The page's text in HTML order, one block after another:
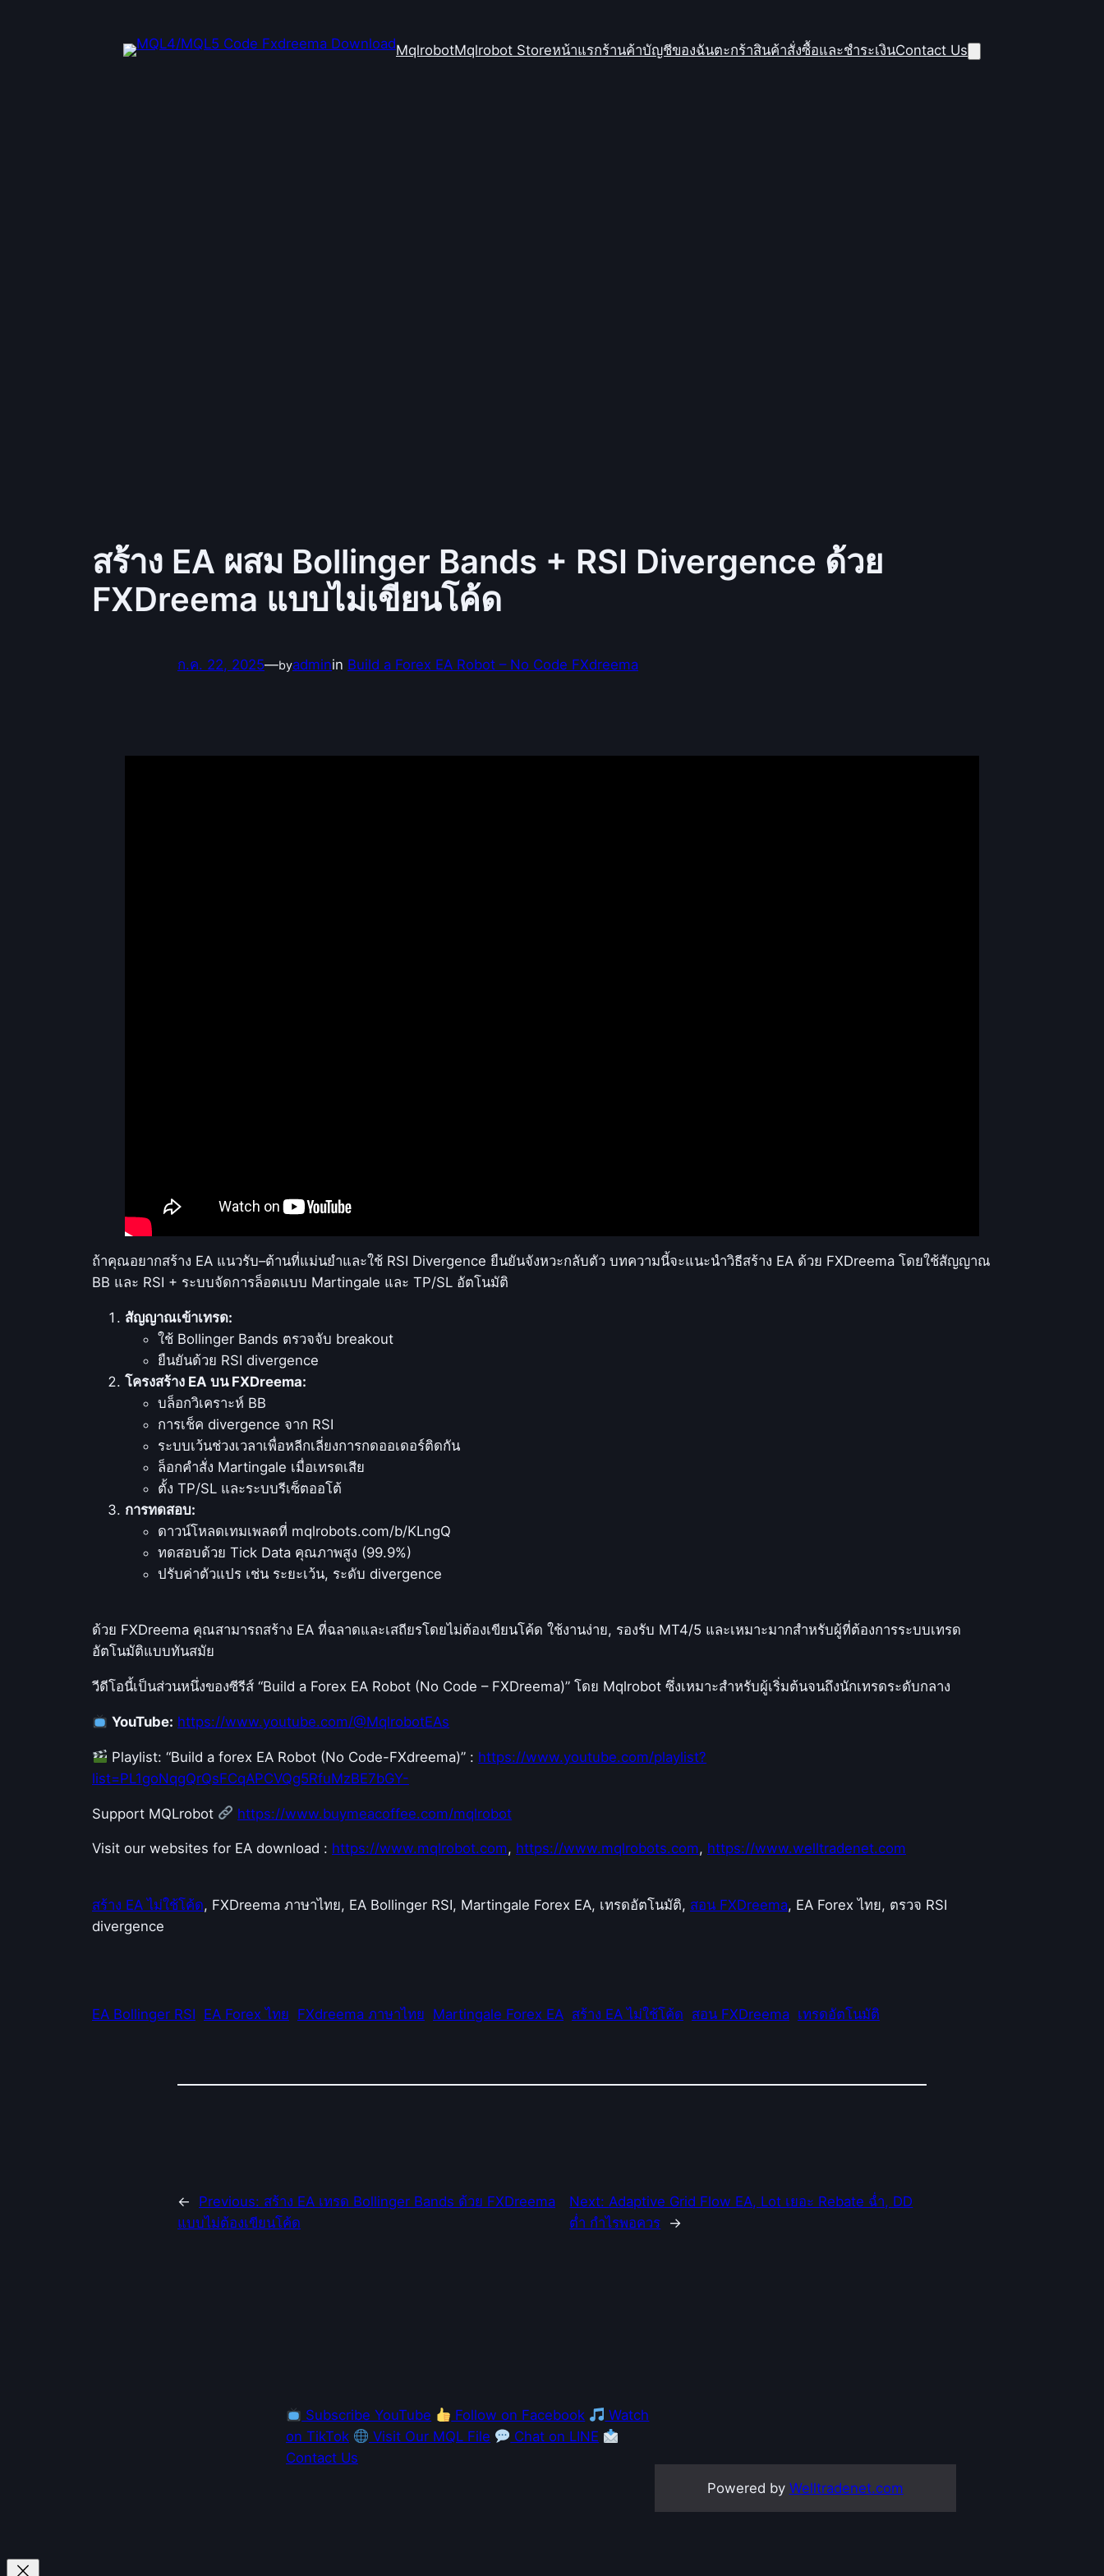
MqlrobotMqlrobot Storeหน้าแรกร้านค้าบัญชีของฉันตะกร้าสินค้าสั่งซื้อและชำระเงินContact Us
สร้าง EA ผสม Bollinger Bands + RSI Divergence ด้วย
FXDreema แบบไม่เขียนโค้ด
ก.ค. 22, 2025—byadminin Build a Forex EA Robot – No Code FXdreema
ถ้าคุณอยากสร้าง EA แนวรับ–ต้านที่แม่นยำและใช้ RSI Divergence ยืนยันจังหวะกลับตัว บทความนี้จะแนะนำวิธีสร้าง EA ด้วย FXDreema โดยใช้สัญญาณ
BB และ RSI + ระบบจัดการล็อตแบบ Martingale และ TP/SL อัตโนมัติ
สัญญาณเข้าเทรด:
ใช้ Bollinger Bands ตรวจจับ breakout
ยืนยันด้วย RSI divergence
โครงสร้าง EA บน FXDreema:
บล็อกวิเคราะห์ BB
การเช็ค divergence จาก RSI
ระบบเว้นช่วงเวลาเพื่อหลีกเลี่ยงการกดออเดอร์ติดกัน
ล็อกคำสั่ง Martingale เมื่อเทรดเสีย
ตั้ง TP/SL และระบบรีเซ็ตออโต้
การทดสอบ:
ดาวน์โหลดเทมเพลตที่ mqlrobots.com/b/KLngQ
ทดสอบด้วย Tick Data คุณภาพสูง (99.9%)
ปรับค่าตัวแปร เช่น ระยะเว้น, ระดับ divergence
ด้วย FXDreema คุณสามารถสร้าง EA ที่ฉลาดและเสถียรโดยไม่ต้องเขียนโค้ด ใช้งานง่าย, รองรับ MT4/5 และเหมาะมากสำหรับผู้ที่ต้องการระบบเทรด
อัตโนมัติแบบทันสมัย
วีดีโอนี้เป็นส่วนหนึ่งของซีรีส์ “Build a Forex EA Robot (No Code – FXDreema)” โดย Mqlrobot ซึ่งเหมาะสำหรับผู้เริ่มต้นจนถึงนักเทรดระดับกลาง
YouTube: https://www.youtube.com/@MqlrobotEAs
Playlist: “Build a forex EA Robot (No Code-FXdreema)” : https://www.youtube.com/playlist?
list=PL1goNqgQrQsFCqAPCVQg5RfuMzBE7bGY-
Support MQLrobot https://www.buymeacoffee.com/mqlrobot
Visit our websites for EA download : https://www.mqlrobot.com, https://www.mqlrobots.com, https://www.welltradenet.com
สร้าง EA ไม่ใช้โค้ด, FXDreema ภาษาไทย, EA Bollinger RSI, Martingale Forex EA, เทรดอัตโนมัติ, สอน FXDreema, EA Forex ไทย, ตรวจ RSI
divergence
EA Bollinger RSI EA Forex ไทย FXdreema ภาษาไทย Martingale Forex EA สร้าง EA ไม่ใช้โค้ด สอน FXDreema เทรดอัตโนมัติ
← Previous: สร้าง EA เทรด Bollinger Bands ด้วย FXDreema
แบบไม่ต้องเขียนโค้ด
Next:Adaptive Grid Flow EA, Lot เยอะ Rebate ฉ่ำ, DD
ต่ำ กำไรพอควร →
Subscribe YouTube Follow on Facebook
Watch
on TikTok
Visit Our MQL File
Chat on LINE
Contact Us
Powered by Welltradenet.com